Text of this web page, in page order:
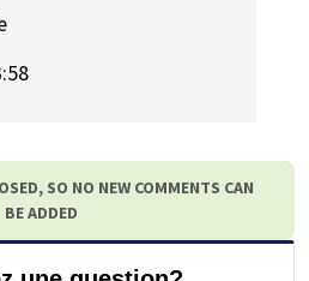
SO NO NEW COMMENTS CAN
BE ADDED